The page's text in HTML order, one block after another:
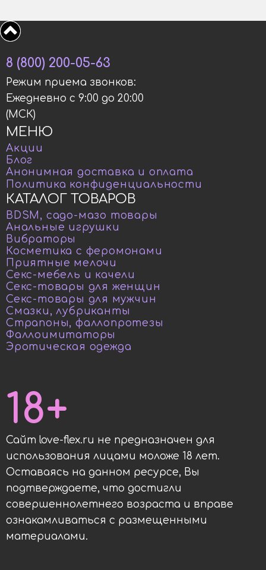
КАТАЛОГ ТОВАРОВ
BDSM, садо-мазо товары
Анальные игрушки
Вибраторы
Косметика с феромонами
Приятные мелочи
Секс-мебель и качели
Секс-товары для женщин
Секс-товары для мужчин
Смазки, лубриканты
Страпоны, фаллопротезы
Фаллоимитаторы
Эротическая одежда
МЕНЮ
Акции
Блог
Анонимная доставка и оплата
Политика конфиденциальности
8 (800) 200-05-63
Режим приема звонков:
Ежедневно с 9:00 до 20:00
(МСК)
Сайт love-flex.ru не предназначен для
использования лицами моложе 18 лет.
Оставаясь на данном ресурсе, Вы
подтверждаете, что достигли
совершеннолетнего возраста и вправе
ознакамливаться с размещенными
материалами.
18+